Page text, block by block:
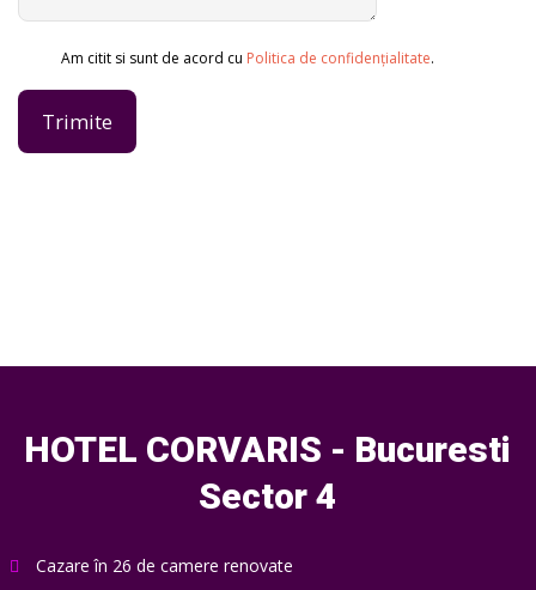
Am citit si sunt de acord cu Politica de confidențialitate.
HOTEL CORVARIS - Bucuresti
Sector 4
Cazare în 26 de camere renovate